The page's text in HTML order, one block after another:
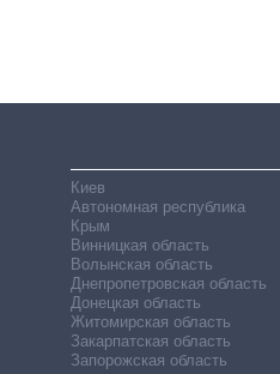
Киев
Автономная республика
Крым
Винницкая область
Волынская область
Днепропетровская область
Донецкая область
Житомирская область
Закарпатская область
Запорожская область